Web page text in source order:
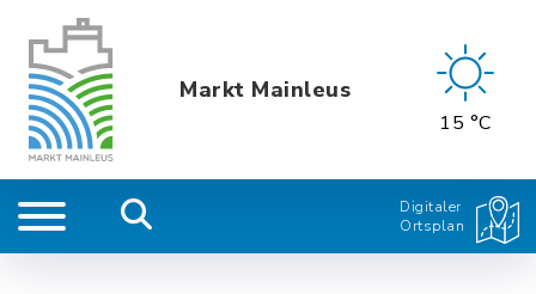
Markt Mainleus
15 °C
Digitaler
Ortsplan